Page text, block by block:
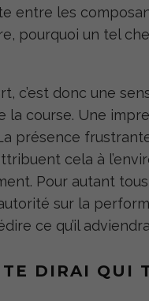
entre les
pourquoi un tel
c’est donc une
course. Une
présence
cela à
Pour autant
sur la
ce qu’il
DIRAI QUI